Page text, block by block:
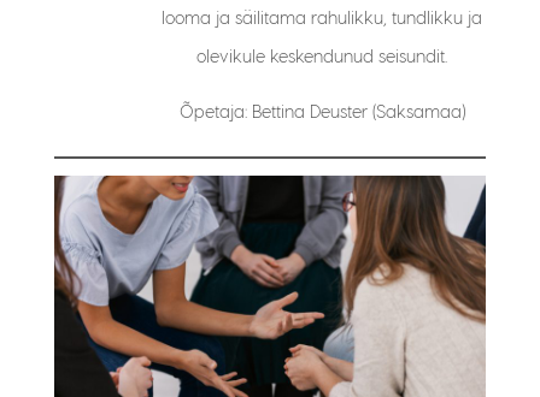
looma ja säilitama rahulikku, tundlikku ja
olevikule keskendunud seisundit.
Õpetaja: Bettina Deuster (Saksamaa)